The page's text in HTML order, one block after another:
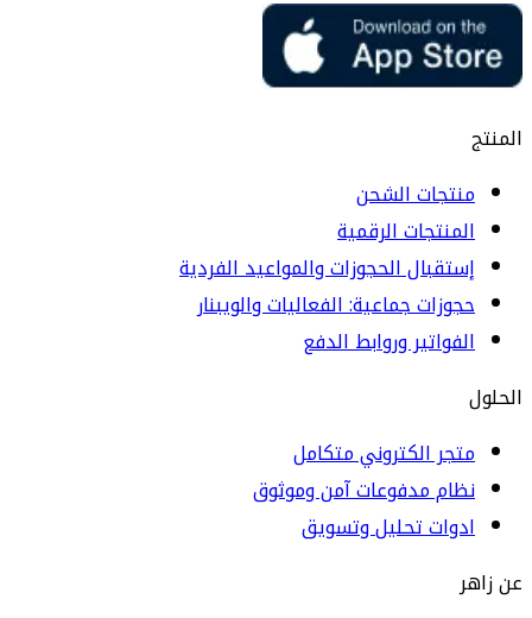
المنتج
منتجات الشحن
المنتجات الرقمية
إستقبال الحجوزات والمواعيد الفردية
حجوزات جماعية: الفعاليات والويبنار
الفواتير وروابط الدفع
الحلول
متجر الكتروني متكامل
نظام مدفوعات آمن وموثوق
ادوات تحليل وتسويق
عن زاهر